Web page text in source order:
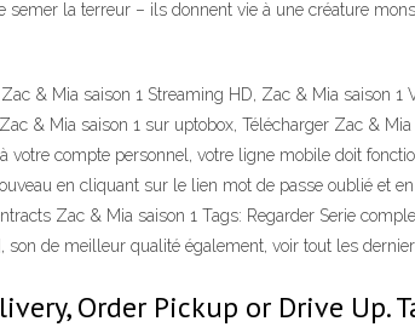
semer la terreur – ils donnent vie à une créature
& Mia saison 1 Streaming HD, Zac & Mia saison
& Mia saison 1 sur uptobox, Télécharger Zac &
compte personnel, votre ligne mobile doit
en cliquant sur le lien mot de passe oublié et
Zac & Mia saison 1 Tags: Regarder Serie
son de meilleur qualité également, voir tout les
Order Pickup or Drive Up.